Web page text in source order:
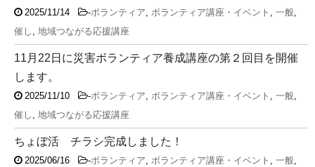
2025/11/14 -ボランティア ボランティア講座・イベント 一般
催し
地域つながる応援講座
11月22日に災害ボランティア養成講座の第２回目を開催
します。
2025/11/10 -ボランティア ボランティア講座・イベント 一般
催し
地域つながる応援講座
ちょぼ活 チラシ完成しました！
2025/06/16 -ボランティア ボランティア講座・イベント 一般